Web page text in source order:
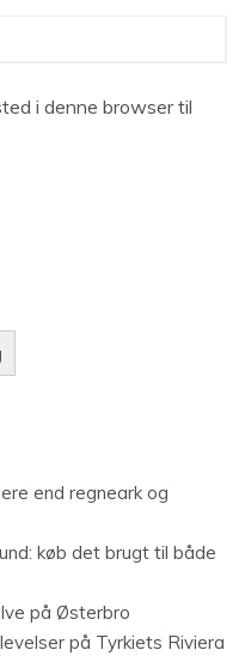
i denne browser til
end regneark og
køb det brugt til både
på Østerbro
på Tyrkiets Riviera